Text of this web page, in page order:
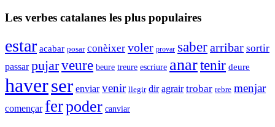
Les verbes catalanes les plus populaires
estar acabar posar conèixer voler provar saberarribar sortir
passar pujarveure beure treure escriure anartenir deure
haverser enviar venir llegir dir agrair trobar rebre menjar
començar ferpoder canviar